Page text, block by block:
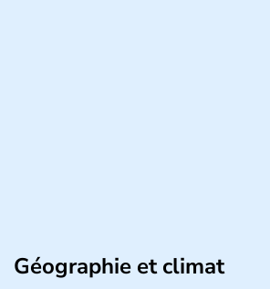
Géographie et climat